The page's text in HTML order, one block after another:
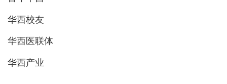
华西校友
华西医联体
华西产业